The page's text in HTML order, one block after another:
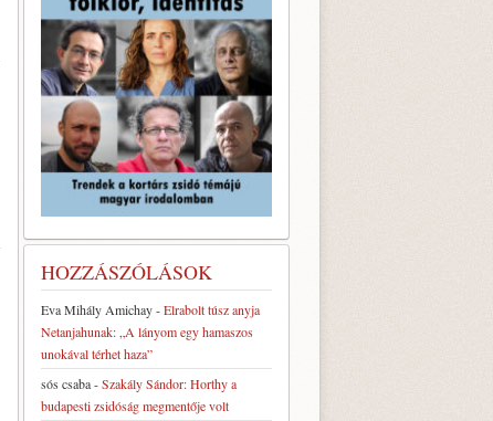
HOZZÁSZÓLÁSOK
Eva Mihály Amichay-Elrabolt túsz anyja
Netanjahunak: „A lányom egy hamaszos
unokával térhet haza”
sós csaba-Szakály Sándor: Horthy a
budapesti zsidóság megmentője volt